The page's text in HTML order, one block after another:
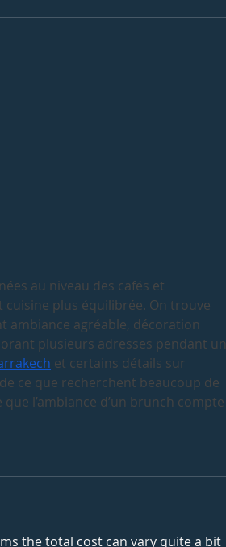
au niveau des cafés et
plus équilibrée. On trouve
ambiance agréable, décoration
plusieurs adresses pendant un
et certains détails sur
ce que recherchent beaucoup de
l’ambiance d’un brunch compte
the total cost can vary quite a bit